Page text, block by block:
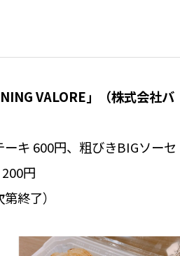
VALORE」（株式会社バ
ーキ 600円、粗びきBIGソーセ
円
終了）